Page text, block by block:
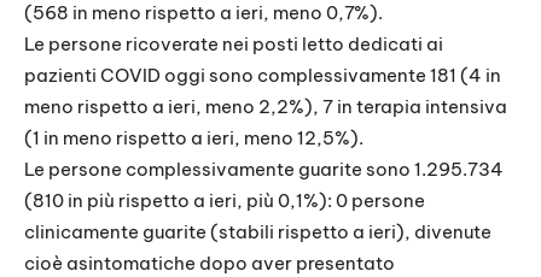
(568 in meno rispetto a ieri, meno 0,7%).
Le persone ricoverate nei posti letto dedicati ai
pazienti COVID oggi sono complessivamente 181 (4 in
meno rispetto a ieri, meno 2,2%), 7 in terapia intensiva
(1 in meno rispetto a ieri, meno 12,5%).
Le persone complessivamente guarite sono 1.295.734
(810 in più rispetto a ieri, più 0,1%): 0 persone
clinicamente guarite (stabili rispetto a ieri), divenute
cioè asintomatiche dopo aver presentato